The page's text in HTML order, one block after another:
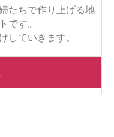
たちで作り上げる地
です。
していきます。